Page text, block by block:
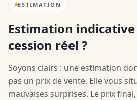
ESTIMATION
Estimation
cession réel ?
Soyons clairs : une estimation
pas un prix de vente. Elle vous
mauvaises surprises. Le prix